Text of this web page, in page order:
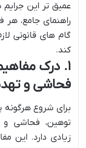
عمیق تر این
راهنمای جامع، هر
گام های قانونی
کند.
۱. درک
فحاشی و
برای شروع هرگونه
توهین، فحاشی
زیادی دارد. این